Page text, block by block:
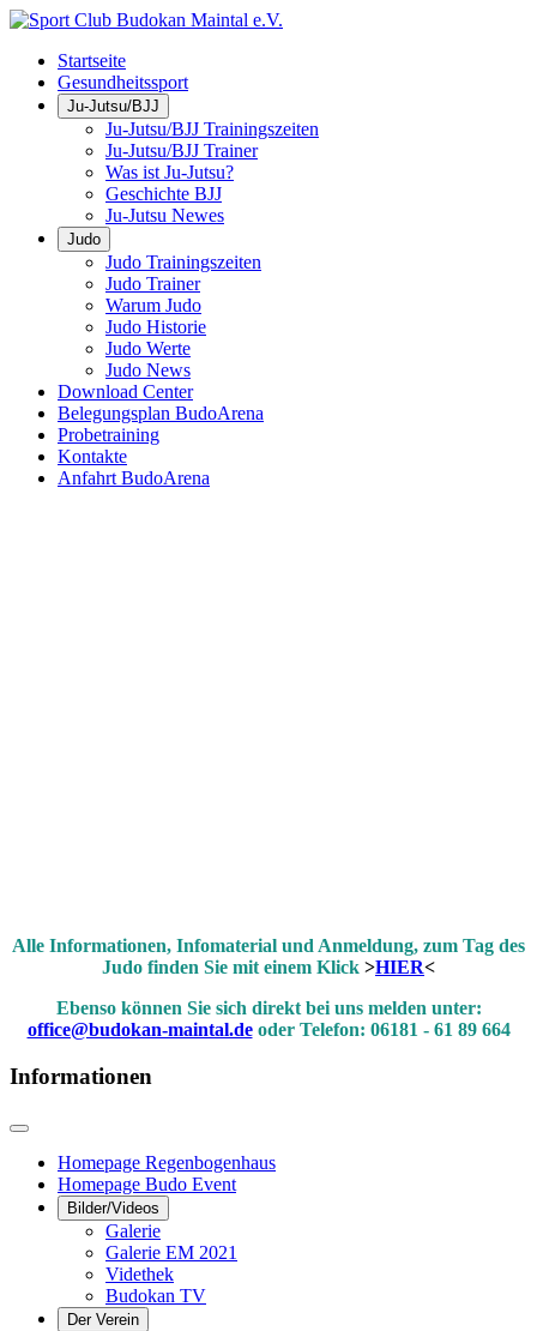
Startseite
Gesundheitssport
Ju-Jutsu/BJJ
Ju-Jutsu/BJJ Trainingszeiten
Ju-Jutsu/BJJ Trainer
Was ist Ju-Jutsu?
Geschichte BJJ
Ju-Jutsu Newes
Judo
Judo Trainingszeiten
Judo Trainer
Warum Judo
Judo Historie
Judo Werte
Judo News
Download Center
Belegungsplan BudoArena
Probetraining
Kontakte
Anfahrt BudoArena
Alle Informationen, Infomaterial und Anmeldung, zum Tag des
Judo finden Sie mit einem Klick >HIER<
Ebenso können Sie sich direkt bei uns melden unter:
office@budokan-maintal.de oder Telefon: 06181 - 61 89 664
Informationen
Homepage Regenbogenhaus
Homepage Budo Event
Bilder/Videos
Galerie
Galerie EM 2021
Videthek
Budokan TV
Der Verein